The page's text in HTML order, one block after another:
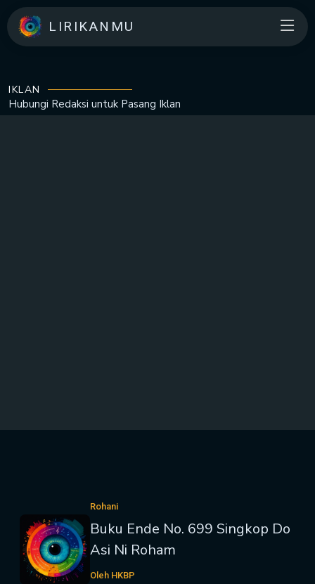
LIRIKANMU
IKLAN
Hubungi Redaksi untuk Pasang Iklan
Rohani
Buku Ende No. 699 Singkop Do
Asi Ni Roham
Oleh HKBP